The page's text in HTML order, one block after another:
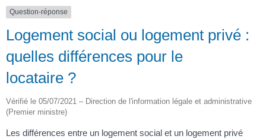
Question-réponse
Logement social ou logement privé :
quelles différences pour le
locataire ?
Vérifié le 05/07/2021 – Direction de l'information légale et administrative
(Premier ministre)
Les différences entre un logement social et un logement privé